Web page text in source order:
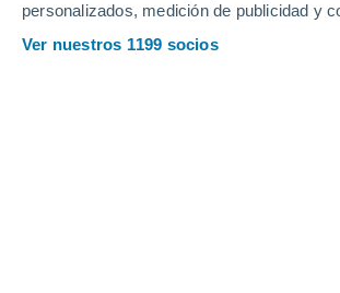
personalizados, medición de publicidad y
Ver nuestros 1199 socios